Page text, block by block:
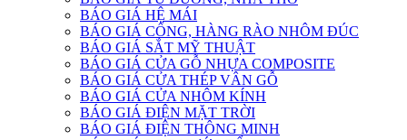
BÁO GIÁ HỆ MÁI
BÁO GIÁ CỔNG, HÀNG RÀO NHÔM ĐÚC
BÁO GIÁ SẮT MỸ THUẬT
BÁO GIÁ CỬA GỖ NHỰA COMPOSITE
BÁO GIÁ CỬA THÉP VÂN GỖ
BÁO GIÁ CỬA NHÔM KÍNH
BÁO GIÁ ĐIỆN MẶT TRỜI
BÁO GIÁ ĐIỆN THÔNG MINH